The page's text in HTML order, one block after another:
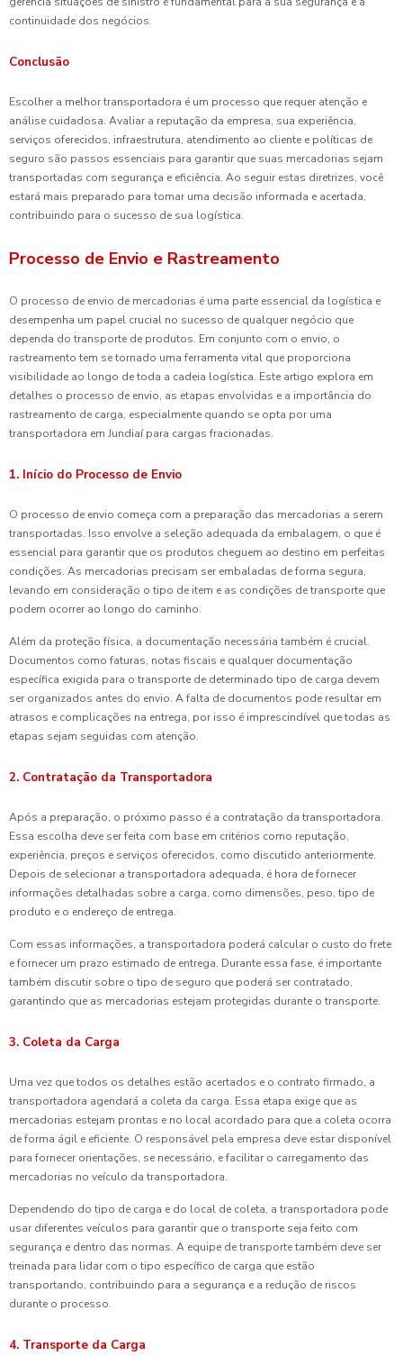
continuidade dos negócios.
Conclusão
Escolher a melhor transportadora é um processo que requer atenção e
análise cuidadosa. Avaliar a reputação da empresa, sua experiência,
serviços oferecidos, infraestrutura, atendimento ao cliente e políticas de
seguro são passos essenciais para garantir que suas mercadorias sejam
transportadas com segurança e eficiência. Ao seguir estas diretrizes, você
estará mais preparado para tomar uma decisão informada e acertada,
contribuindo para o sucesso de sua logística.
Processo de Envio e Rastreamento
O processo de envio de mercadorias é uma parte essencial da logística e
desempenha um papel crucial no sucesso de qualquer negócio que
dependa do transporte de produtos. Em conjunto com o envio, o
rastreamento tem se tornado uma ferramenta vital que proporciona
visibilidade ao longo de toda a cadeia logística. Este artigo explora em
detalhes o processo de envio, as etapas envolvidas e a importância do
rastreamento de carga, especialmente quando se opta por uma
transportadora em Jundiaí para cargas fracionadas.
1. Início do Processo de Envio
O processo de envio começa com a preparação das mercadorias a serem
transportadas. Isso envolve a seleção adequada da embalagem, o que é
essencial para garantir que os produtos cheguem ao destino em perfeitas
condições. As mercadorias precisam ser embaladas de forma segura,
levando em consideração o tipo de item e as condições de transporte que
podem ocorrer ao longo do caminho.
Além da proteção física, a documentação necessária também é crucial.
Documentos como faturas, notas fiscais e qualquer documentação
específica exigida para o transporte de determinado tipo de carga devem
ser organizados antes do envio. A falta de documentos pode resultar em
atrasos e complicações na entrega, por isso é imprescindível que todas as
etapas sejam seguidas com atenção.
2. Contratação da Transportadora
Após a preparação, o próximo passo é a contratação da transportadora.
Essa escolha deve ser feita com base em critérios como reputação,
experiência, preços e serviços oferecidos, como discutido anteriormente.
Depois de selecionar a transportadora adequada, é hora de fornecer
informações detalhadas sobre a carga, como dimensões, peso, tipo de
produto e o endereço de entrega.
Com essas informações, a transportadora poderá calcular o custo do frete
e fornecer um prazo estimado de entrega. Durante essa fase, é importante
também discutir sobre o tipo de seguro que poderá ser contratado,
garantindo que as mercadorias estejam protegidas durante o transporte.
3. Coleta da Carga
Uma vez que todos os detalhes estão acertados e o contrato firmado, a
transportadora agendará a coleta da carga. Essa etapa exige que as
mercadorias estejam prontas e no local acordado para que a coleta ocorra
de forma ágil e eficiente. O responsável pela empresa deve estar disponível
para fornecer orientações, se necessário, e facilitar o carregamento das
mercadorias no veículo da transportadora.
Dependendo do tipo de carga e do local de coleta, a transportadora pode
usar diferentes veículos para garantir que o transporte seja feito com
segurança e dentro das normas. A equipe de transporte também deve ser
treinada para lidar com o tipo específico de carga que estão
transportando, contribuindo para a segurança e a redução de riscos
durante o processo.
4. Transporte da Carga